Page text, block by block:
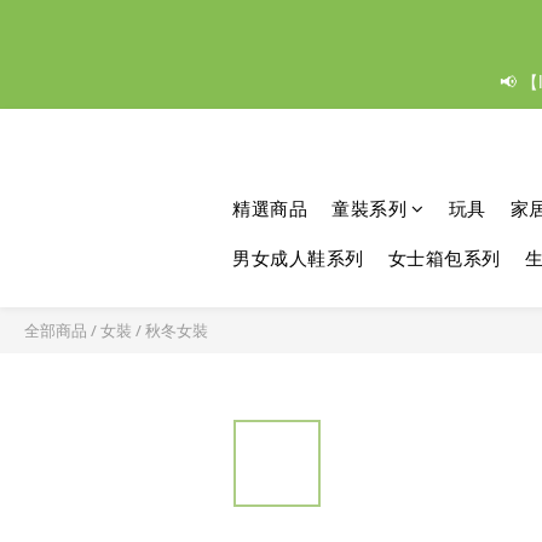
📢
精選商品 童裝系列 玩具 家
男女成人鞋系列 女士箱包系列
全部商品 /女裝 /秋冬女裝